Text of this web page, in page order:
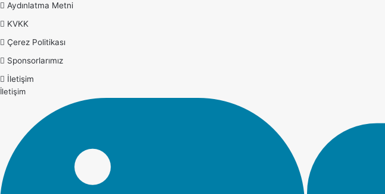
Aydınlatma Metni
KVKK
Çerez Politikası
Sponsorlarımız
İletişim
İletişim